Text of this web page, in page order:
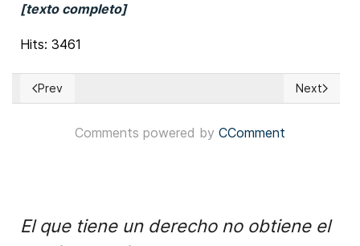
[texto completo]
Hits: 3461
Previous article: Social Democrats (HLAS) may gain sits in
Prev Next
Next
Comments powered by CComment
El que tiene un derecho no obtiene el